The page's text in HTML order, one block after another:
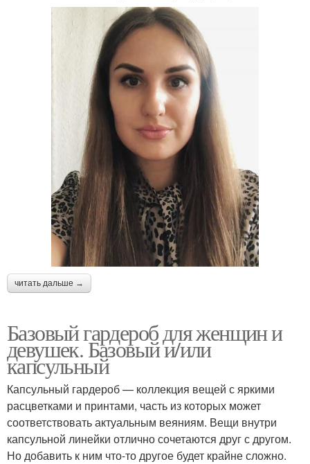
читать дальше →
Базовый гардероб для женщин и
девушек. Базовый и/или
капсульный
Капсульный гардероб — коллекция вещей с яркими
расцветками и принтами, часть из которых может
соответствовать актуальным веяниям. Вещи внутри
капсульной линейки отлично сочетаются друг с другом.
Но добавить к ним что-то другое будет крайне сложно.